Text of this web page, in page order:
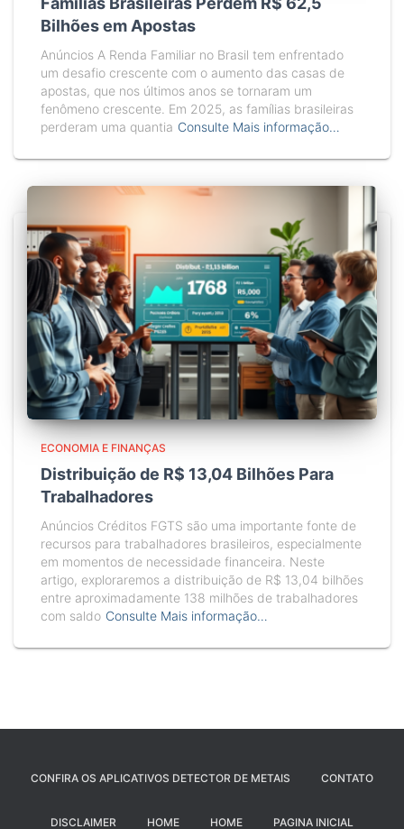
Bilhões em Apostas
Anúncios A Renda Familiar no Brasil tem enfrentado
um desafio crescente com o aumento das casas de
apostas, que nos últimos anos se tornaram um
fenômeno crescente. Em 2025, as famílias brasileiras
perderam uma quantia Consulte Mais informação…
ECONOMIA E FINANÇAS
Distribuição de R$ 13,04 Bilhões Para
Trabalhadores
Anúncios Créditos FGTS são uma importante fonte de
recursos para trabalhadores brasileiros, especialmente
em momentos de necessidade financeira. Neste
artigo, exploraremos a distribuição de R$ 13,04 bilhões
entre aproximadamente 138 milhões de trabalhadores
com saldo Consulte Mais informação…
CONFIRA OS APLICATIVOS DETECTOR DE METAIS CONTATO
DISCLAIMER HOME HOME PAGINA INICIAL